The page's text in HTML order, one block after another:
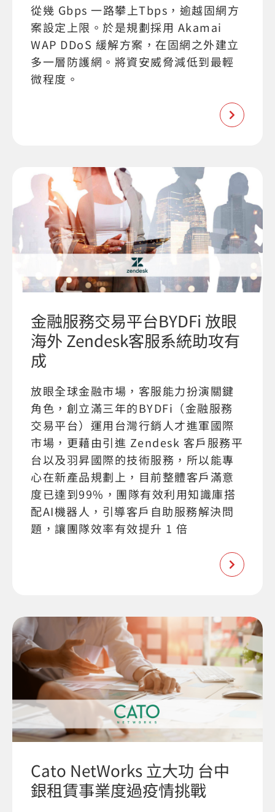
從幾 Gbps 一路攀上Tbps，逾越固網方
案設定上限。於是規劃採用 Akamai
WAP DDoS 緩解方案，在固網之外建立
多一層防護網。將資安威脅減低到最輕
微程度。
金融服務交易平台BYDFi 放眼
海外 Zendesk客服系統助攻有
成
放眼全球金融市場，客服能力扮演關鍵
角色，創立滿三年的BYDFi（金融服務
交易平台）運用台灣行銷人才進軍國際
市場，更藉由引進 Zendesk 客戶服務平
台以及羽昇國際的技術服務，所以能專
心在新產品規劃上，目前整體客戶滿意
度已達到99%，團隊有效利用知識庫搭
配AI機器人，引導客戶自助服務解決問
題，讓團隊效率有效提升 1 倍
Cato NetWorks 立大功 台中
銀租賃事業度過疫情挑戰